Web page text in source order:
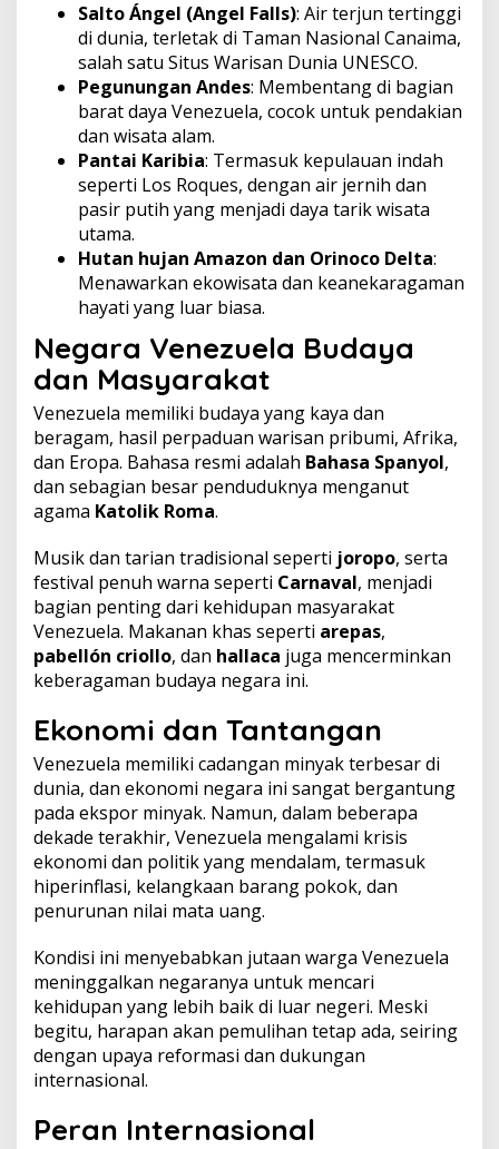
Salto Ángel (Angel Falls): Air terjun tertinggi
di dunia, terletak di Taman Nasional Canaima,
salah satu Situs Warisan Dunia UNESCO.
Pegunungan Andes: Membentang di bagian
barat daya Venezuela, cocok untuk pendakian
dan wisata alam.
Pantai Karibia: Termasuk kepulauan indah
seperti Los Roques, dengan air jernih dan
pasir putih yang menjadi daya tarik wisata
utama.
Hutan hujan Amazon dan Orinoco Delta:
Menawarkan ekowisata dan keanekaragaman
hayati yang luar biasa.
Negara Venezuela Budaya
dan Masyarakat
Venezuela memiliki budaya yang kaya dan
beragam, hasil perpaduan warisan pribumi, Afrika,
dan Eropa. Bahasa resmi adalah Bahasa Spanyol,
dan sebagian besar penduduknya menganut
agama Katolik Roma.
Musik dan tarian tradisional seperti joropo, serta
festival penuh warna seperti Carnaval, menjadi
bagian penting dari kehidupan masyarakat
Venezuela. Makanan khas seperti arepas,
pabellón criollo, dan hallaca juga mencerminkan
keberagaman budaya negara ini.
Ekonomi dan Tantangan
Venezuela memiliki cadangan minyak terbesar di
dunia, dan ekonomi negara ini sangat bergantung
pada ekspor minyak. Namun, dalam beberapa
dekade terakhir, Venezuela mengalami krisis
ekonomi dan politik yang mendalam, termasuk
hiperinflasi, kelangkaan barang pokok, dan
penurunan nilai mata uang.
Kondisi ini menyebabkan jutaan warga Venezuela
meninggalkan negaranya untuk mencari
kehidupan yang lebih baik di luar negeri. Meski
begitu, harapan akan pemulihan tetap ada, seiring
dengan upaya reformasi dan dukungan
internasional.
Peran Internasional